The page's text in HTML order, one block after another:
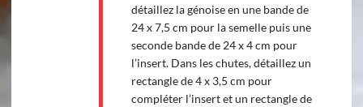
détaillez la génoise en une bande de
24 x 7,5 cm pour la semelle puis une
seconde bande de 24 x 4 cm pour
l’insert. Dans les chutes, détaillez un
rectangle de 4 x 3,5 cm pour
compléter l’insert et un rectangle de